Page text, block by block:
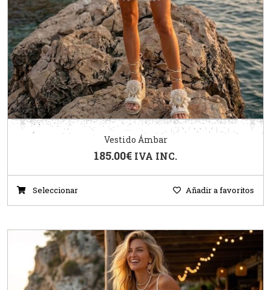
Vestido Ámbar
185.00€ IVA INC.
Seleccionar Añadir a favoritos